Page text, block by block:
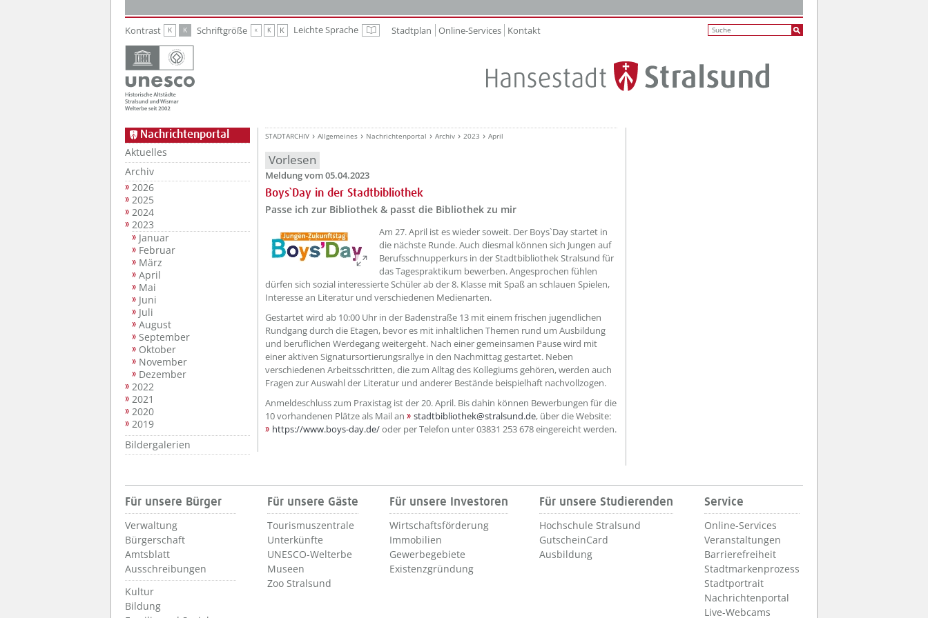
Kontrast K K Schriftgröße K K K Leichte Sprache Leichte Sprache
Stadtplan Online-Services Kontakt
Nachrichtenportal
Aktuelles
Archiv
2026
2025
2024
2023
Januar
Februar
März
April
Mai
Juni
Juli
August
September
Oktober
November
Dezember
2022
2021
2020
2019
Bildergalerien
STADTARCHIV Allgemeines Nachrichtenportal Archiv 2023 April
Vorlesen
Meldung vom 05.04.2023
Boys`Day in der Stadtbibliothek
Passe ich zur Bibliothek & passt die Bibliothek zu mir
??? absaetzeOben[1]/titel ???
Am 27. April ist es wieder soweit. Der Boys`Day startet in
die nächste Runde. Auch diesmal können sich Jungen auf
Berufsschnupperkurs in der Stadtbibliothek Stralsund für
das Tagespraktikum bewerben. Angesprochen fühlen
dürfen sich sozial interessierte Schüler ab der 8. Klasse mit Spaß an schlauen Spielen,
Interesse an Literatur und verschiedenen Medienarten.
Gestartet wird ab 10:00 Uhr in der Badenstraße 13 mit einem frischen jugendlichen
Rundgang durch die Etagen, bevor es mit inhaltlichen Themen rund um Ausbildung
und beruflichen Werdegang weitergeht. Nach einer gemeinsamen Pause wird mit
einer aktiven Signatursortierungsrallye in den Nachmittag gestartet. Neben
verschiedenen Arbeitsschritten, die zum Alltag des Kollegiums gehören, werden auch
Fragen zur Auswahl der Literatur und anderer Bestände beispielhaft nachvollzogen.
Anmeldeschluss zum Praxistag ist der 20. April. Bis dahin können Bewerbungen für die
10 vorhandenen Plätze als Mail an
stadtbibliothek@stralsund.de, über die Website:
https://www.boys-day.de/oder per Telefon unter 03831 253 678 eingereicht werden.
Für unsere Bürger
Verwaltung
Bürgerschaft
Amtsblatt
Ausschreibungen
Kultur
Bildung
Für unsere Gäste
Tourismuszentrale
Unterkünfte
UNESCO-Welterbe
Museen
Zoo Stralsund
Für unsere Investoren
Wirtschaftsförderung
Immobilien
Gewerbegebiete
Existenzgründung
Für unsere Studierenden
Hochschule Stralsund
GutscheinCard
Ausbildung
Service
Online-Services
Veranstaltungen
Barrierefreiheit
Stadtmarkenprozess
Stadtportrait
Nachrichtenportal
Live-Webcams